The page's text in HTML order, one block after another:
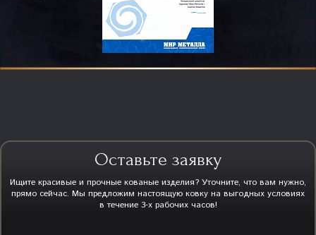
Оставьте заявку
Ищите красивые и прочные кованые изделия? Уточните, что вам нужно,
прямо сейчас. Мы предложим настоящую ковку на выгодных условиях
в течение 3-х рабочих часов!